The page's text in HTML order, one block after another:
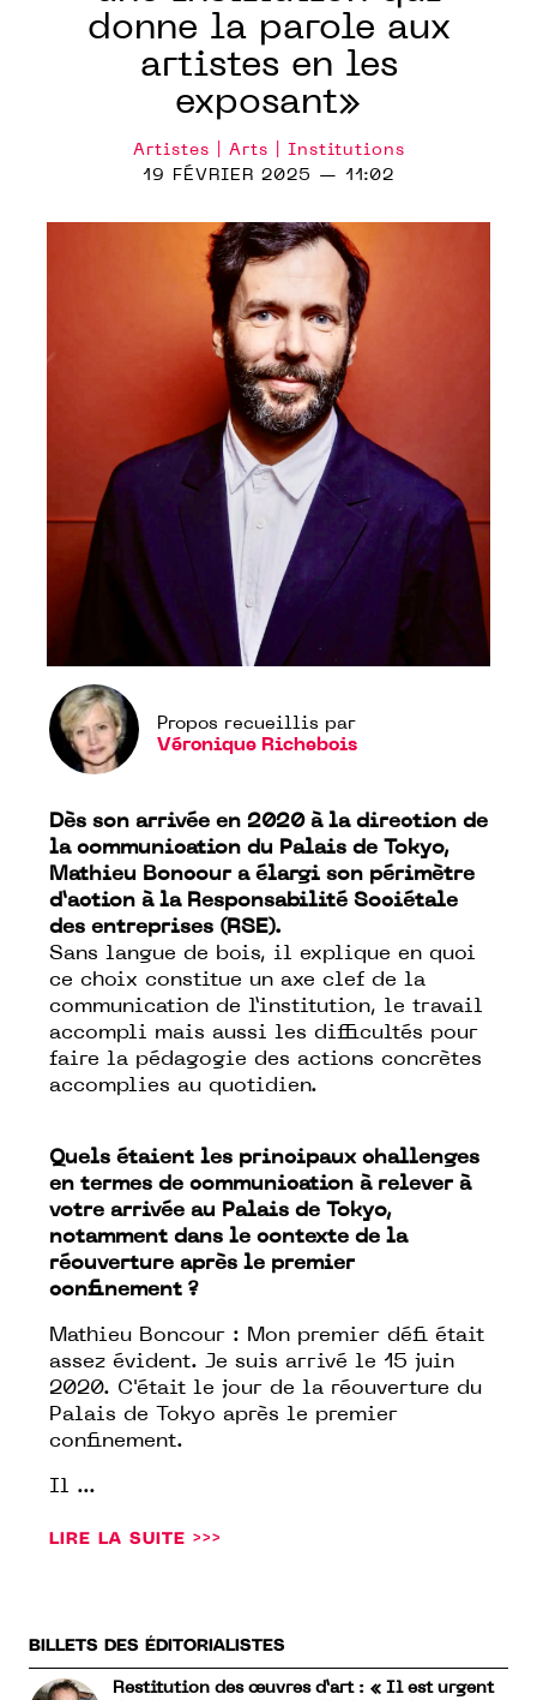
donne la parole aux
artistes en les
exposant»
Artistes | Arts | Institutions
19 FÉVRIER 2025 — 11:02
Propos recueillis par
Véronique Richebois
Dès son arrivée en 2020 à la direction de
la communication du Palais de Tokyo,
Mathieu Boncour a élargi son périmètre
d’action à la Responsabilité Sociétale
des entreprises (RSE).
Sans langue de bois, il explique en quoi
ce choix constitue un axe clef de la
communication de l’institution, le travail
accompli mais aussi les difficultés pour
faire la pédagogie des actions concrètes
accomplies au quotidien.
Quels étaient les principaux challenges
en termes de communication à relever à
votre arrivée au Palais de Tokyo,
notamment dans le contexte de la
réouverture après le premier
confinement ?
Mathieu Boncour : Mon premier défi était
assez évident. Je suis arrivé le 15 juin
2020. C'était le jour de la réouverture du
Palais de Tokyo après le premier
confinement.
Il ...
LIRE LA SUITE >>>
BILLETS DES ÉDITORIALISTES
Restitution des œuvres d’art : « Il est urgent